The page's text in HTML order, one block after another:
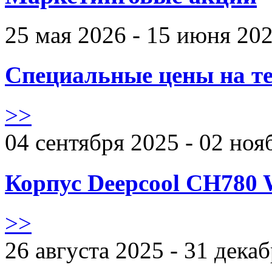
25 мая 2026 - 15 июня
Специальные цены на
>>
04 сентября 2025 - 02
Корпус Deepcool CH780
>>
26 августа 2025 - 31